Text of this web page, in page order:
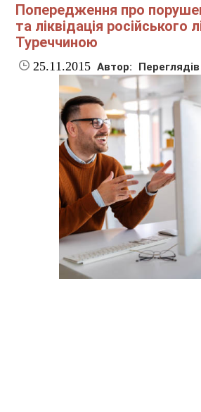
Попередження про
та ліквідація російського
Туреччиною
25.11.2015 Автор: Переглядів